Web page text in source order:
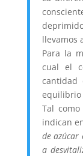
llevamos
Para la
cual el
cantidad
equilibrio
Tal
indican
de azúcar
a